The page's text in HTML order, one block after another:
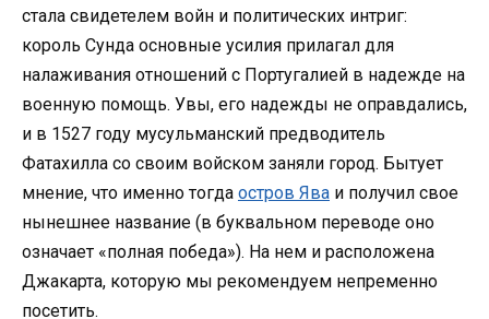
стала свидетелем войн и политических интриг:
король Сунда основные усилия прилагал для
налаживания отношений с Португалией в надежде на
военную помощь. Увы, его надежды не оправдались,
и в 1527 году мусульманский предводитель
Фатахилла со своим войском заняли город. Бытует
мнение, что именно тогда остров Ява и получил свое
нынешнее название (в буквальном переводе оно
означает «полная победа»). На нем и расположена
Джакарта, которую мы рекомендуем непременно
посетить.